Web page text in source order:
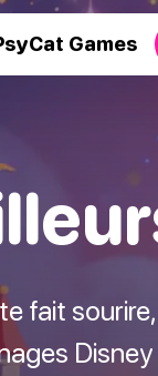
Games
fait